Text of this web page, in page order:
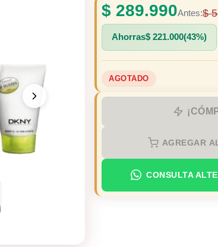
$ 289.990Antes:$
Ahorras$ 221.000(43%)
AGOTADO
AGREGAR
CONSULTA